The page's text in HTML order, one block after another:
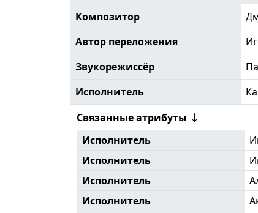
Композитор
Автор переложения
Звукорежиссёр
Исполнитель
Связанные атрибуты
Исполнитель
Исполнитель
Исполнитель
Исполнитель